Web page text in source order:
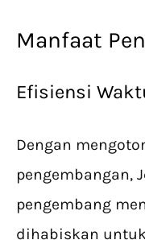
Manfaat
Efisiensi
Dengan
pengembangan,
pengembang
dihabiskan